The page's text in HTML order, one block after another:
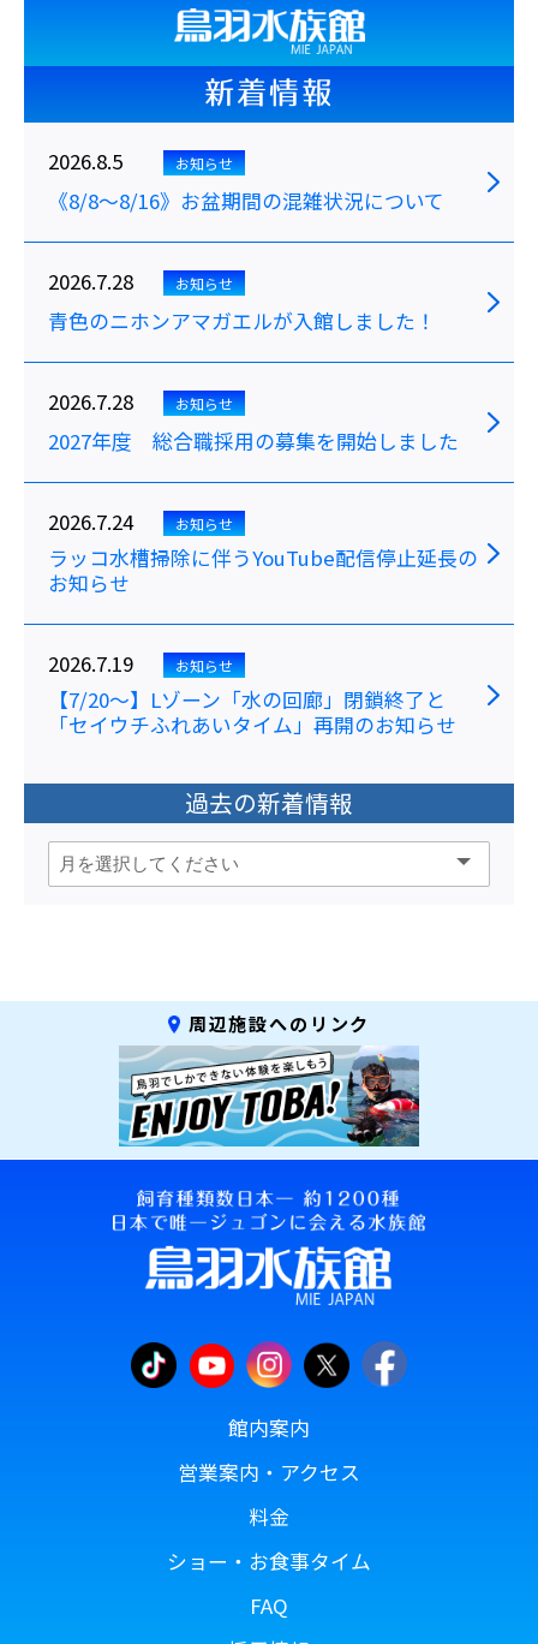
新着情報
2026.8.5 お知らせ
《8/8～8/16》お盆期間の混雑状況について
2026.7.28 お知らせ
青色のニホンアマガエルが入館しました！
2026.7.28 お知らせ
2027年度 総合職採用の募集を開始しました
2026.7.24 お知らせ
ラッコ水槽掃除に伴うYouTube配信停止延長の
お知らせ
2026.7.19 お知らせ
【7/20～】Lゾーン「水の回廊」閉鎖終了と
「セイウチふれあいタイム」再開のお知らせ
過去の新着情報
周辺施設へのリンク
館内案内
営業案内・アクセス
料金
ショー・お食事タイム
FAQ